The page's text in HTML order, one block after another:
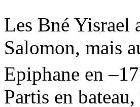
Les Bné Yisrael
Salomon, mais
Epiphane en
Partis en